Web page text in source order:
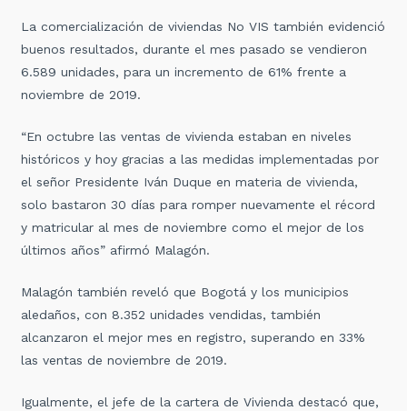
La comercialización de viviendas No VIS también evidenció
buenos resultados, durante el mes pasado se vendieron
6.589 unidades, para un incremento de 61% frente a
noviembre de 2019.
“En octubre las ventas de vivienda estaban en niveles
históricos y hoy gracias a las medidas implementadas por
el señor Presidente Iván Duque en materia de vivienda,
solo bastaron 30 días para romper nuevamente el récord
y matricular al mes de noviembre como el mejor de los
últimos años” afirmó Malagón.
Malagón también reveló que Bogotá y los municipios
aledaños, con 8.352 unidades vendidas, también
alcanzaron el mejor mes en registro, superando en 33%
las ventas de noviembre de 2019.
Igualmente, el jefe de la cartera de Vivienda destacó que,